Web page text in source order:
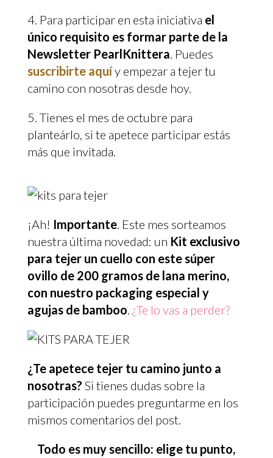
Para participar en esta iniciativa el
único requisito es formar parte de la
Newsletter PearlKnittera. Puedes
suscribirte aquíy empezar a tejer tu
camino con nosotras desde hoy.
Tienes el mes de octubre para
planteárlo, si te apetece participar estás
más que invitada.
¡Ah! Importante. Este mes sorteamos
nuestra última novedad: un Kit exclusivo
para tejer un cuello con este súper
ovillo de 200 gramos de lana merino,
con nuestro packaging especial y
agujas de bamboo. ¿Te lo vas a perder?
¿Te apetece tejer tu camino junto a
nosotras? Si tienes dudas sobre la
participación puedes preguntarme en los
mismos comentarios del post.
Todo es muy sencillo: elige tu punto,